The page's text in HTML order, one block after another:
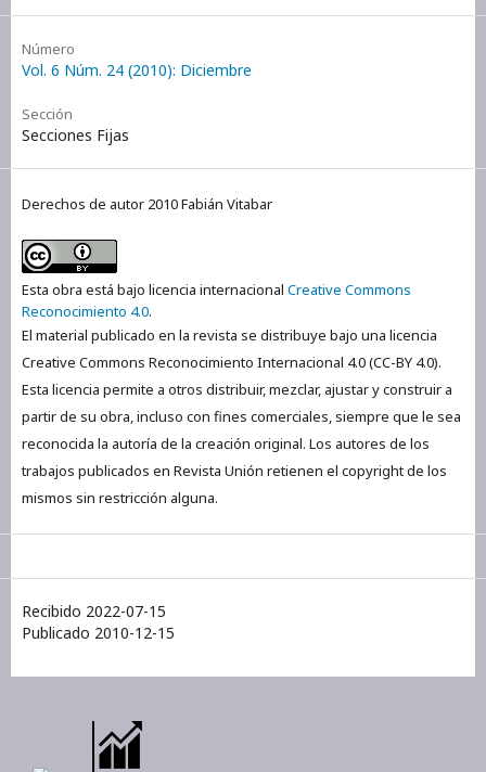
Número
Vol. 6 Núm. 24 (2010): Diciembre
Sección
Secciones Fijas
Derechos de autor 2010 Fabián Vitabar
Esta obra está bajo licencia internacional Creative Commons
Reconocimiento 4.0.
El material publicado en la revista se distribuye bajo una licencia
Creative Commons Reconocimiento Internacional 4.0 (CC-BY 4.0).
Esta licencia permite a otros distribuir, mezclar, ajustar y construir a
partir de su obra, incluso con fines comerciales, siempre que le sea
reconocida la autoría de la creación original. Los autores de los
trabajos publicados en Revista Unión retienen el copyright de los
mismos sin restricción alguna.
Recibido 2022-07-15
Publicado 2010-12-15